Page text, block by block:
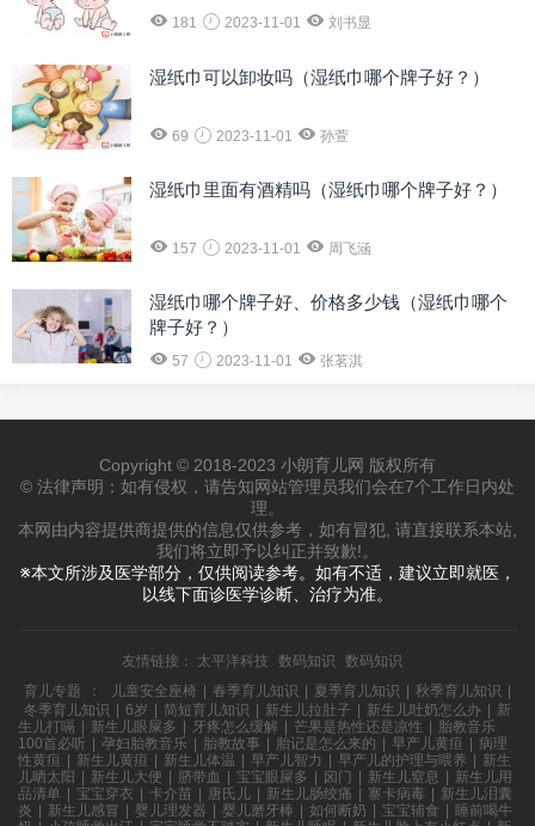
181 2023-11-01 刘书显
湿纸巾可以卸妆吗（湿纸巾哪个牌子好？）
69 2023-11-01 孙萱
湿纸巾里面有酒精吗（湿纸巾哪个牌子好？）
157 2023-11-01 周飞涵
湿纸巾哪个牌子好、价格多少钱（湿纸巾哪个
牌子好？）
57 2023-11-01 张茗淇
Copyright © 2018-2023 小朗育儿网 版权所有
© 法律声明：如有侵权，请告知网站管理员我们会在7个工作日内处
理。
本网由内容提供商提供的信息仅供参考，如有冒犯, 请直接联系本站,
我们将立即予以纠正并致歉!。
※本文所涉及医学部分，仅供阅读参考。如有不适，建议立即就医，
以线下面诊医学诊断、治疗为准。
友情链接： 太平洋科技 数码知识
数码知识
育儿专题
： 儿童安全座椅 春季育儿知识 夏季育儿知识 秋季育儿知识
冬季育儿知识
6岁 简短育儿知识 新生儿拉肚子 新生儿吐奶怎么办
新
生儿打嗝
新生儿眼屎多 牙疼怎么缓解 芒果是热性还是凉性
胎教音乐
100首必听
孕妇胎教音乐 胎教故事 胎记是怎么来的 早产儿黄疸
病理
性黄疸
新生儿黄疸 新生儿体温 早产儿智力 早产儿的护理与喂养
新生
儿晒太阳
新生儿大便 脐带血 宝宝眼屎多 囟门 新生儿窒息
新生儿用
品清单
宝宝穿衣 卡介苗 唐氏儿 新生儿肠绞痛 寨卡病毒
新生儿泪囊
炎
新生儿感冒 婴儿理发器 婴儿磨牙棒 如何断奶 宝宝辅食
睡前喝牛